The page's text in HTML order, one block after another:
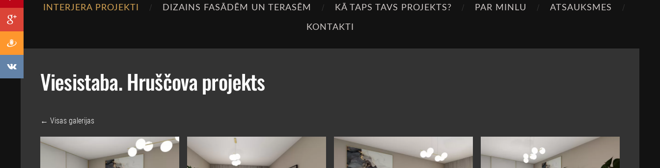
INTERJERA PROJEKTI DIZAINS FASĀDĒM UN TERASĒM KĀ TAPS TAVS PROJEKTS? PAR MINLU
ATSAUKSMES
KONTAKTI
Viesistaba. Hruščova projekts
Visas galerijas